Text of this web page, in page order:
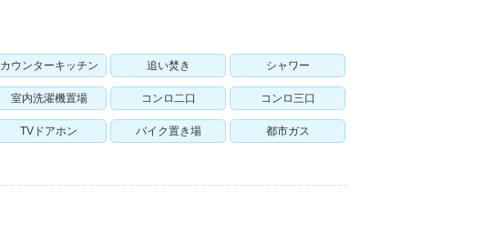
カウンターキッチン 追い焚き シャワー
室内洗濯機置場 コンロ二口 コンロ三口
TVドアホン バイク置き場 都市ガス